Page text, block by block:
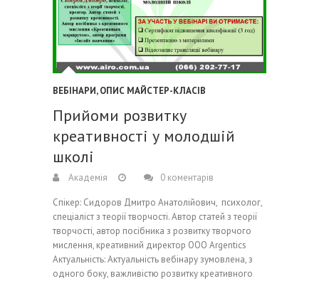
ВЕБІНАРИ,ОПИС МАЙСТЕР-КЛАСІВ
Прийоми розвитку
креативності у молодшій
школі
Академія 0 коментарів
Спікер: Сидоров Дмитро Анатолійович, психолог,
спеціаліст з теорії творчості. Автор статей з теорії
творчості, автор посібника з розвитку творчого
мислення, креативний директор ООО Argentics
Актуальність: Актуальність вебінару зумовлена, з
одного боку, важливістю розвитку креативного